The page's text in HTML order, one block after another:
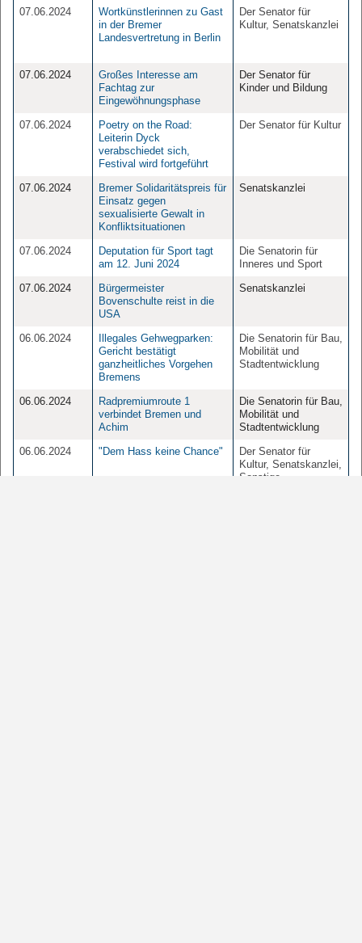
07.06.2024
Wortkünstlerinnen zu Gast
in der Bremer
Landesvertretung in Berlin
Der Senator für
Kultur, Senatskanzlei
07.06.2024
Großes Interesse am
Fachtag zur
Eingewöhnungsphase
Der Senator für
Kinder und Bildung
07.06.2024
Poetry on the Road:
Leiterin Dyck
verabschiedet sich,
Festival wird fortgeführt
Der Senator für Kultur
07.06.2024
Bremer Solidaritätspreis für
Einsatz gegen
sexualisierte Gewalt in
Konfliktsituationen
Senatskanzlei
07.06.2024
Deputation für Sport tagt
am 12. Juni 2024
Die Senatorin für
Inneres und Sport
07.06.2024
Bürgermeister
Bovenschulte reist in die
USA
Senatskanzlei
06.06.2024
Illegales Gehwegparken:
Gericht bestätigt
ganzheitliches Vorgehen
Bremens
Die Senatorin für Bau,
Mobilität und
Stadtentwicklung
06.06.2024
Radpremiumroute 1
verbindet Bremen und
Achim
Die Senatorin für Bau,
Mobilität und
Stadtentwicklung
06.06.2024
"Dem Hass keine Chance"
Der Senator für
Kultur, Senatskanzlei,
Sonstige